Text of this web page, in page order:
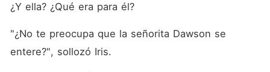
¿Y ella? ¿Qué era para él?
"¿No te preocupa que la señorita Dawson se
entere?", sollozó Iris.